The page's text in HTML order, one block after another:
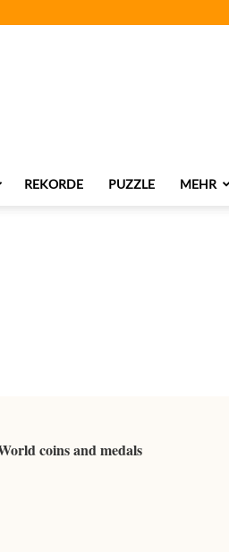
REKORDE PUZZLE MEHR
coins and medals